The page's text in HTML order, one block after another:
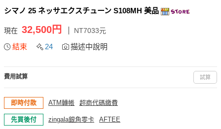
シマノ 25 ネッサエクスチューン S108MH 美品
現在 32,500円 NT7033元
結束 24 描述中說明
費用試算 試算
即時付款 ATM轉帳 超商代碼繳費
先買後付 zingala銀角零卡 AFTEE